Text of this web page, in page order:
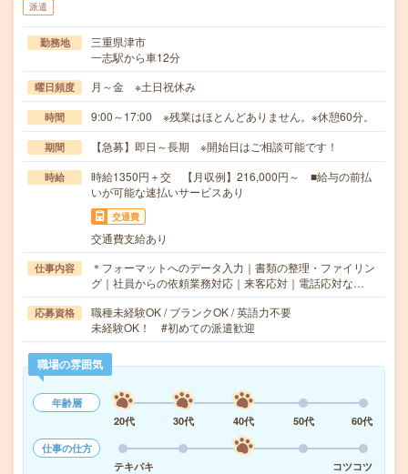
派遣
勤務地
三重県津市
一志駅から車12分
曜日頻度 月～金 ※土日祝休み
時間 9:00～17:00 ※残業はほとんどありません。※休憩60分。
期間 【急募】即日～長期 ※開始日はご相談可能です！
時給
時給1350円＋交 【月収例】216,000円～ ■給与の前払
いが可能な速払いサービスあり
交通費
交通費支給あり
仕事内容
＊フォーマットへのデータ入力｜書類の整理・ファイリン
グ｜社員からの依頼業務対応｜来客応対｜電話応対な…
応募資格
職種未経験OK / ブランクOK / 英語力不要
未経験OK！ #初めての派遣歓迎
職場の雰囲気
年齢層
20代
30代 40代 50代
60代
仕事の仕方
テキパキ
コツコツ